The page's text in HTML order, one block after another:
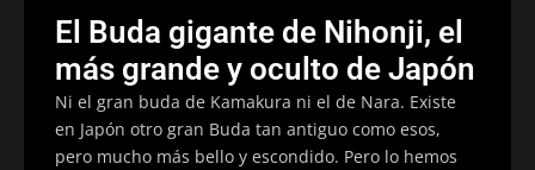
El Buda gigante de Nihonji, el
más grande y oculto de Japón
Ni el gran buda de Kamakura ni el de Nara. Existe
en Japón otro gran Buda tan antiguo como esos,
pero mucho más bello y escondido. Pero lo hemos